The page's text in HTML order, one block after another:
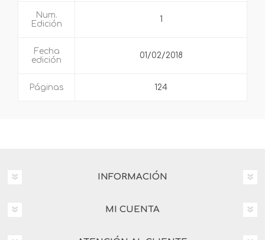
Num.
Edición
1
Fecha
edición
01/02/2018
Páginas 124
INFORMACIÓN
MI CUENTA